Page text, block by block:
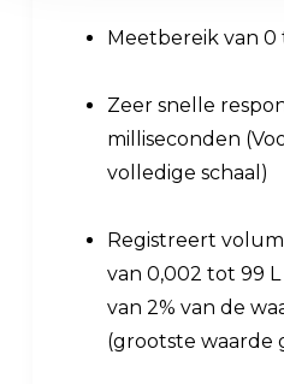
Meetbereik van 0
Zeer snelle
milliseconden
volledige schaal)
Registreert
van 0,002 tot 99
van 2% van de
(grootste waarde